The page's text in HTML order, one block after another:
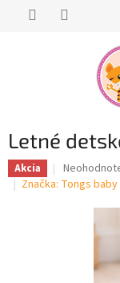
Letné
Akcia
Priemerné
hodnotenie
hviezdičiek.
Značka: Tongs baby